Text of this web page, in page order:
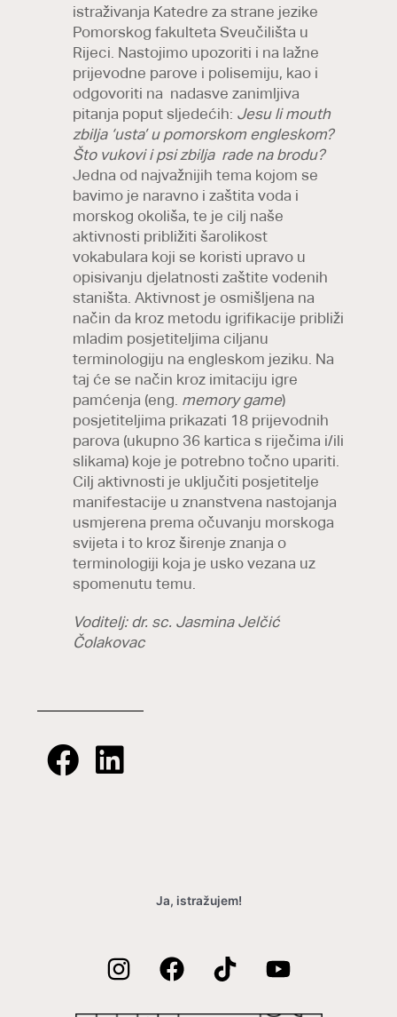
istraživanja Katedre za strane jezike
Pomorskog fakulteta Sveučilišta u
Rijeci. Nastojimo upozoriti i na lažne
prijevodne parove i polisemiju, kao i
odgovoriti na nadasve zanimljiva
pitanja poput sljedećih: Jesu li mouth
zbilja ‘usta’ u pomorskom engleskom?
Što vukovi i psi zbilja rade na brodu?
Jedna od najvažnijih tema kojom se
bavimo je naravno i zaštita voda i
morskog okoliša, te je cilj naše
aktivnosti približiti šarolikost
vokabulara koji se koristi upravo u
opisivanju djelatnosti zaštite vodenih
staništa. Aktivnost je osmišljena na
način da kroz metodu igrifikacije približi
mladim posjetiteljima ciljanu
terminologiju na engleskom jeziku. Na
taj će se način kroz imitaciju igre
pamćenja (eng. memory game)
posjetiteljima prikazati 18 prijevodnih
parova (ukupno 36 kartica s riječima i/ili
slikama) koje je potrebno točno upariti.
Cilj aktivnosti je uključiti posjetitelje
manifestacije u znanstvena nastojanja
usmjerena prema očuvanju morskoga
svijeta i to kroz širenje znanja o
terminologiji koja je usko vezana uz
spomenutu temu.
Voditelj: dr. sc. Jasmina Jelčić
Čolakovac
Ja, istražujem!